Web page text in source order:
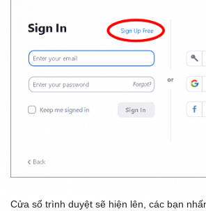
Cửa sổ trình duyệt sẽ hiện lên, các bạn